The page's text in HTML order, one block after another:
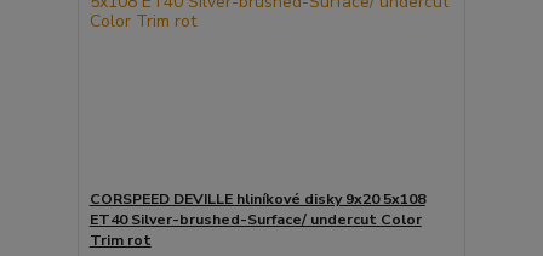
CORSPEED DEVILLE hliníkové disky 9x20 5x108
ET40 Silver-brushed-Surface/ undercut Color
Trim rot